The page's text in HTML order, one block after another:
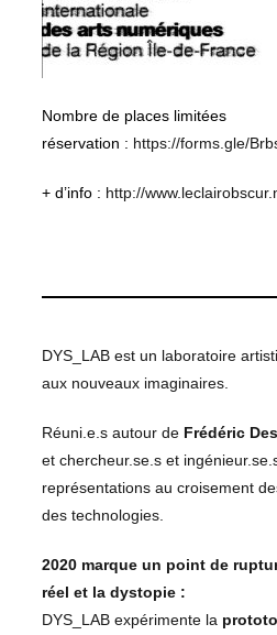
Nombre de places limitées
réservation : https://forms.gle/
+ d’info : http://
DYS_LAB est un laboratoire
aux nouveaux imaginaires.
Réuni.e.s autour de Frédéric
et chercheur.se.s et
représentations au croisement
des technologies.
2020 marque un point de
réel et la dystopie :
DYS_LAB expérimente la